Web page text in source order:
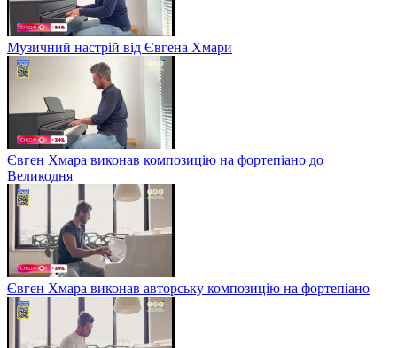
Музичний настрій від Євгена Хмари
Євген Хмара виконав композицію на фортепіано до
Великодня
Євген Хмара виконав авторську композицію на фортепіано